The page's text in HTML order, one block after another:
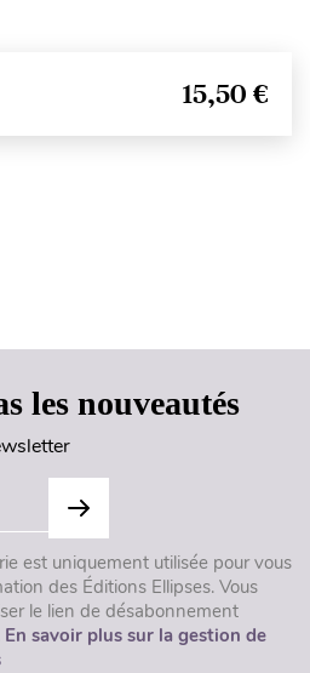
15,50 €
les nouveautés
est uniquement utilisée pour vous
des Éditions Ellipses. Vous
le lien de désabonnement
En savoir plus sur la gestion de